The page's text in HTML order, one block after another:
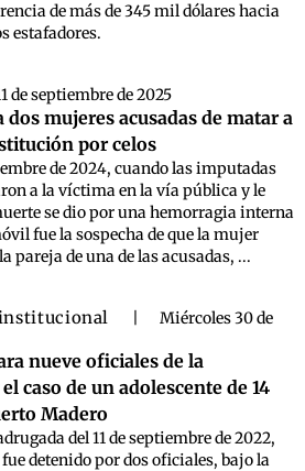
de más de 345 mil dólares hacia
estafadores.
de septiembre de 2025
mujeres acusadas de matar a
por celos
de 2024, cuando las imputadas
a la víctima en la vía pública y le
se dio por una hemorragia interna
fue la sospecha de que la mujer
pareja de una de las acusadas, ...
Miércoles 30 de
nueve oficiales de la
caso de un adolescente de 14
Madero
del 11 de septiembre de 2022,
detenido por dos oficiales, bajo la